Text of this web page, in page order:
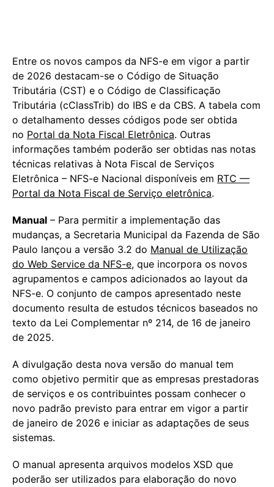
Entre os novos campos da NFS-e em vigor a partir
de 2026 destacam-se o Código de Situação
Tributária (CST) e o Código de Classificação
Tributária (cClassTrib) do IBS e da CBS. A tabela com
o detalhamento desses códigos pode ser obtida
no Portal da Nota Fiscal Eletrônica. Outras
informações também poderão ser obtidas nas notas
técnicas relativas à Nota Fiscal de Serviços
Eletrônica – NFS-e Nacional disponíveis em RTC —
Portal da Nota Fiscal de Serviço eletrônica.
Manual – Para permitir a implementação das
mudanças, a Secretaria Municipal da Fazenda de São
Paulo lançou a versão 3.2 do Manual de Utilização
do Web Service da NFS-e, que incorpora os novos
agrupamentos e campos adicionados ao layout da
NFS-e. O conjunto de campos apresentado neste
documento resulta de estudos técnicos baseados no
texto da Lei Complementar nº 214, de 16 de janeiro
de 2025.
A divulgação desta nova versão do manual tem
como objetivo permitir que as empresas prestadoras
de serviços e os contribuintes possam conhecer o
novo padrão previsto para entrar em vigor a partir
de janeiro de 2026 e iniciar as adaptações de seus
sistemas.
O manual apresenta arquivos modelos XSD que
poderão ser utilizados para elaboração do novo